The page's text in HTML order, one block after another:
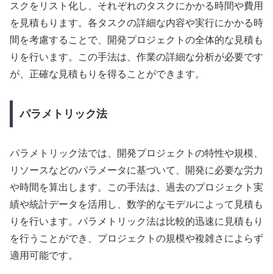
スクをリスト化し、それぞれのタスクにかかる時間や費用
を見積もります。各タスクの詳細な内容や実行にかかる時
間を考慮することで、開発プロジェクトの全体的な見積も
りを行います。この手法は、作業の詳細な分析が必要です
が、正確な見積もりを得ることができます。
パラメトリック法
パラメトリック法では、開発プロジェクトの特性や規模、
リソースなどのパラメータに基づいて、開発に必要な労力
や時間を算出します。この手法は、過去のプロジェクト実
績や統計データを活用し、数学的なモデルによって見積も
りを行います。パラメトリック法は比較的迅速に見積もり
を行うことができ、プロジェクトの規模や複雑さによらず
適用可能です。